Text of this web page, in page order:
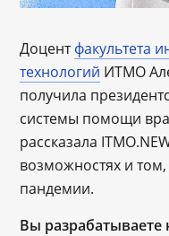
Доцентфакультета
технологий ИТМО
получила
системы помощи
рассказала
возможностях и
пандемии.
Вы